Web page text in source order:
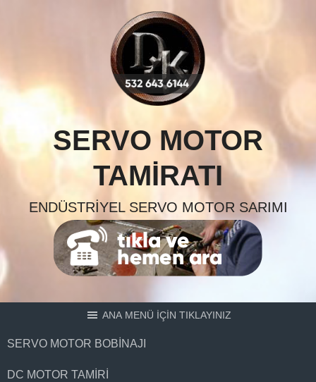
SERVO MOTOR
TAMIRATI
ENDÜSTRIYEL SERVO MOTOR SARIMI
ANA MENÜ İÇİN TIKLAYINIZ
SERVO MOTOR BOBINAJI
DC MOTOR TAMIRI